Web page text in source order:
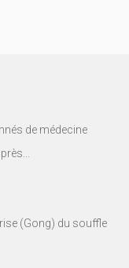
de médecine
(Gong) du souffle